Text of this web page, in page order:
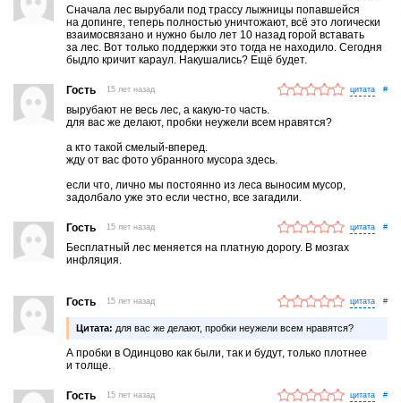
Сначала лес вырубали под трассу лыжницы попавшейся
на допинге, теперь полностью уничтожают, всё это логически
взаимосвязано и нужно было лет 10 назад горой вставать
за лес. Вот только поддержки это тогда не находило. Сегодня
быдло кричит караул. Накушались? Ещё будет.
Гость 15 лет назад #
вырубают не весь лес, а какую-то часть.
для вас же делают, пробки неужели всем нравятся?
а кто такой смелый-вперед.
жду от вас фото убранного мусора здесь.
если что, лично мы постоянно из леса выносим мусор,
задолбало уже это если честно, все загадили.
Гость 15 лет назад #
Бесплатный лес меняется на платную дорогу. В мозгах
инфляция.
Гость 15 лет назад #
Цитата: для вас же делают, пробки неужели всем нравятся?
А пробки в Одинцово как были, так и будут, только плотнее
и толще.
Гость 15 лет назад #